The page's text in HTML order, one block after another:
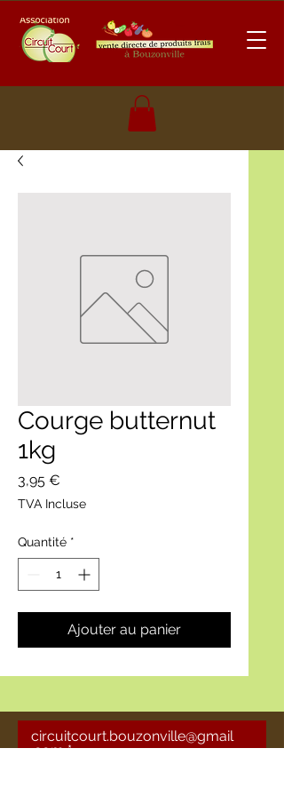
Courge butternut
1kg
3,95 €
TVA Incluse
Quantité *
Ajouter au panier
circuitcourt.bouzonville@gmail
.com